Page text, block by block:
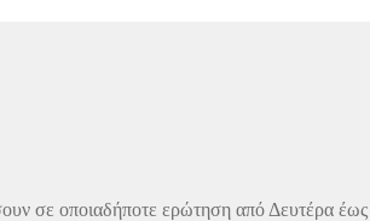
σε οποιαδήποτε ερώτηση από Δευτέρα